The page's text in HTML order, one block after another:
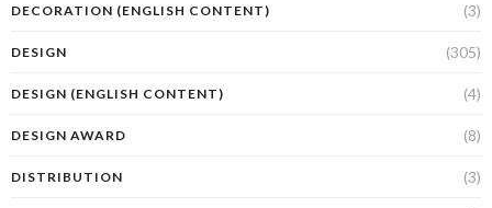
DECORATION (ENGLISH CONTENT) (3)
DESIGN (305)
DESIGN (ENGLISH CONTENT) (4)
DESIGN AWARD (8)
DISTRIBUTION (3)